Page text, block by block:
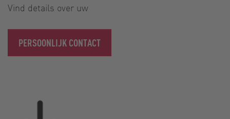
Vind details over uw
PERSOONLIJK CONTACT